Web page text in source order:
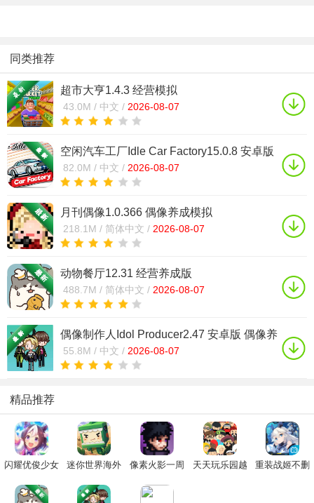
同类推荐
超市大亨1.4.3 经营模拟
43.0M / 中文 / 2026-08-07
空闲汽车工厂Idle Car Factory15.0.8 安卓版
模拟经营
82.0M / 中文 / 2026-08-07
月刊偶像1.0.366 偶像养成模拟
218.1M / 简体中文 / 2026-08-07
动物餐厅12.31 经营养成版
488.7M / 简体中文 / 2026-08-07
偶像制作人Idol Producer2.47 安卓版 偶像养
成模拟
55.8M / 中文 / 2026-08-07
精品推荐
闪耀优俊少女
2024官方版
迷你世界海外
新官方版(Mini
像素火影一周
2023官方正版
天天玩乐园越
重装战姬不删